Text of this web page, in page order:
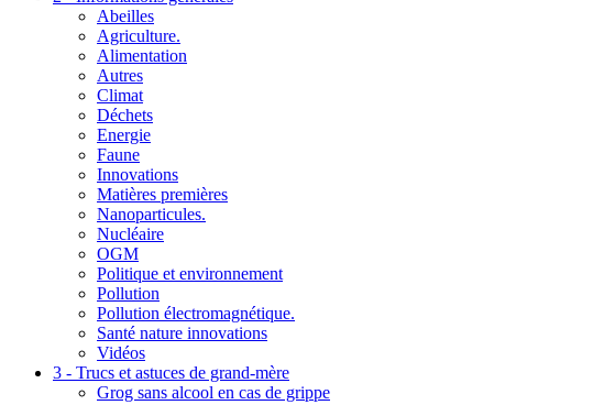
Abeilles
Agriculture.
Alimentation
Autres
Climat
Déchets
Energie
Faune
Innovations
Matières premières
Nanoparticules.
Nucléaire
OGM
Politique et environnement
Pollution
Pollution électromagnétique.
Santé nature innovations
Vidéos
3 - Trucs et astuces de grand-mère
Grog sans alcool en cas de grippe